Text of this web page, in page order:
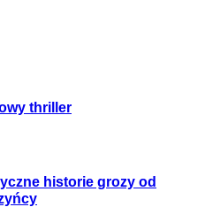
thriller
historie grozy od